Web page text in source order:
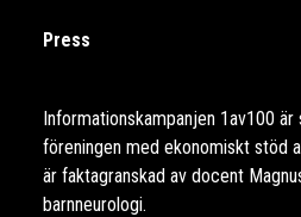
Press
Informationskampanjen 1av100 är
föreningen med ekonomiskt stöd
är faktagranskad av docent
barnneurologi.